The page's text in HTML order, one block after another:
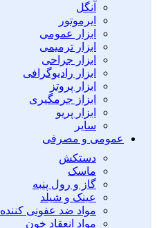
آنگل
ایرموتور
ابزار عمومی
ابزار ترمیمی
ابزار جراحی
ابزار رادیوگرافی
ابزار پروتز
ابزاز جرمگیری
ابزار پریو
سایر
عمومی و مصرفی
دستکش
ماسک
گاز و رول پنبه
عینک و شیلد
مواد ضد عفونی کننده
مواد انعقاد خون